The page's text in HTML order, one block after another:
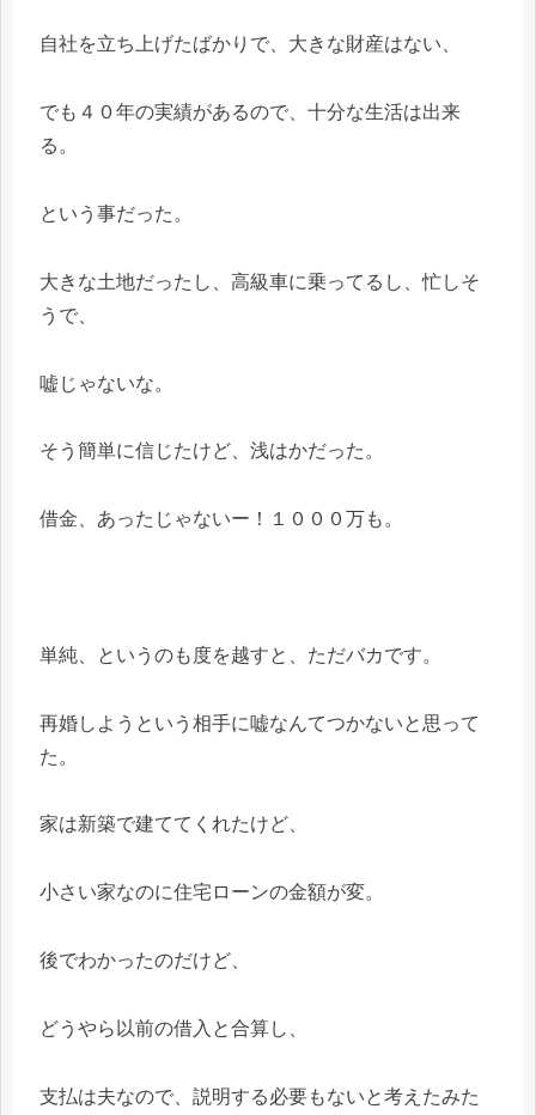
自社を立ち上げたばかりで、大きな財産はない、
でも４０年の実績があるので、十分な生活は出来
る。
という事だった。
大きな土地だったし、高級車に乗ってるし、忙しそ
うで、
嘘じゃないな。
そう簡単に信じたけど、浅はかだった。
借金、あったじゃないー！１０００万も。
単純、というのも度を越すと、ただバカです。
再婚しようという相手に嘘なんてつかないと思って
た。
家は新築で建ててくれたけど、
小さい家なのに住宅ローンの金額が変。
後でわかったのだけど、
どうやら以前の借入と合算し、
支払は夫なので、説明する必要もないと考えたみた